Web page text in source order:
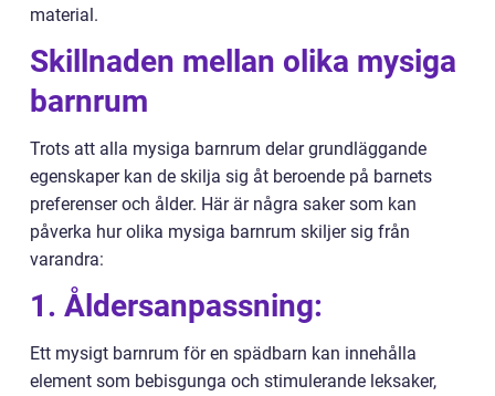
material.
Skillnaden mellan olika mysiga
barnrum
Trots att alla mysiga barnrum delar grundläggande
egenskaper kan de skilja sig åt beroende på barnets
preferenser och ålder. Här är några saker som kan
påverka hur olika mysiga barnrum skiljer sig från
varandra:
1. Åldersanpassning:
Ett mysigt barnrum för en spädbarn kan innehålla
element som bebisgunga och stimulerande leksaker,